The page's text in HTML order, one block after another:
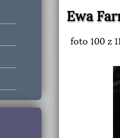
Ewa
foto100 z